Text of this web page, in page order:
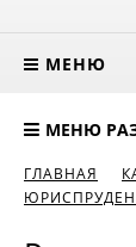
МЕНЮ
МЕНЮ
ГЛАВНАЯ